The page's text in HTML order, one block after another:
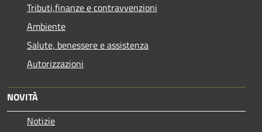
Tributi,finanze e contravvenzioni
Ambiente
Salute, benessere e assistenza
Autorizzazioni
NOVITÀ
Notizie